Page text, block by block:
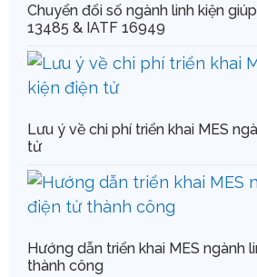
Chuyển đổi số ngành linh kiện
13485 & IATF 16949
Lưu ý về chi phí triển khai MES
tử
Hướng dẫn triển khai MES ngành
thành công